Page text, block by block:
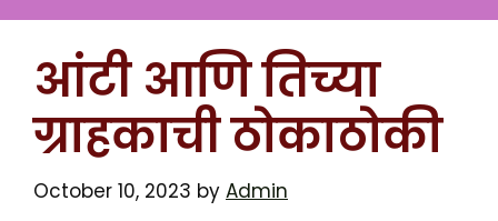
आंटी आणि तिच्या
ग्राहकाची ठोकाठोकी
October 10, 2023 by Admin